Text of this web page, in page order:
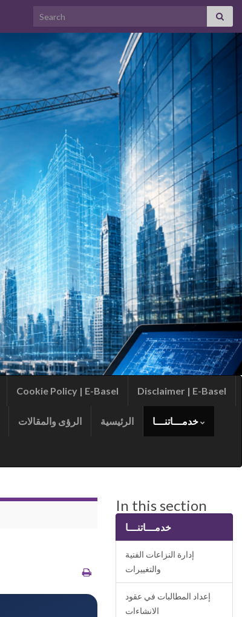
Search for:
Cookie Policy | E-Basel Disclaimer | E-Basel
الرؤى والمقالات الرئيسية
In this section
خدمـــاتنـــا
إدارة النزاعات الفنية
والتغييرات
إعداد المطالبات في عقود
الانشاءات